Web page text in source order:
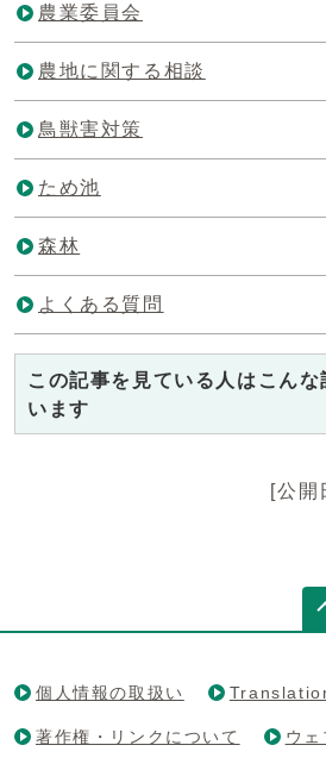
農業委員会
農地に関する相談
鳥獣害対策
ため池
森林
よくある質問
この記事を見ている人はこんな
います
[公開
個人情報の取扱い
著作権・リンクについて ウ